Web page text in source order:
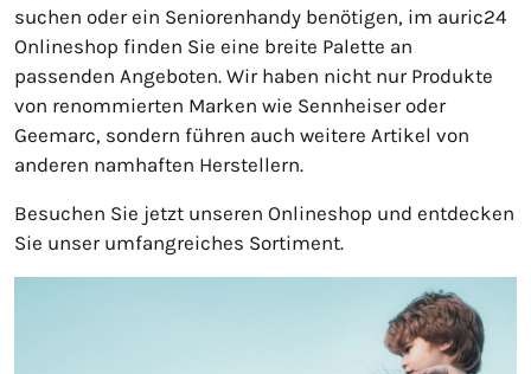
suchen oder ein Seniorenhandy benötigen, im auric24
Onlineshop finden Sie eine breite Palette an
passenden Angeboten. Wir haben nicht nur Produkte
von renommierten Marken wie Sennheiser oder
Geemarc, sondern führen auch weitere Artikel von
anderen namhaften Herstellern.
Besuchen Sie jetzt unseren Onlineshop und entdecken
Sie unser umfangreiches Sortiment.